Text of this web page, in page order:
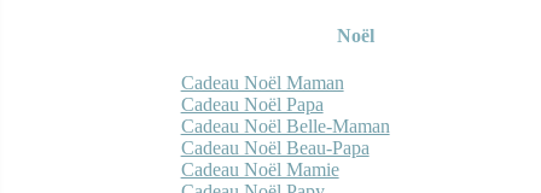
Noël
Cadeau Noël Maman
Cadeau Noël Papa
Cadeau Noël Belle-Maman
Cadeau Noël Beau-Papa
Cadeau Noël Mamie